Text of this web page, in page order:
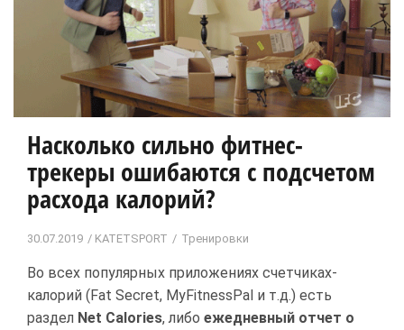
Насколько сильно фитнес-
трекеры ошибаются с подсчетом
расхода калорий?
30.07.2019 KATETSPORT Тренировки
Во всех популярных приложениях счетчиках-
калорий (Fat Secret, MyFitnessPal и т.д.) есть
раздел Net Calories, либо ежедневный отчет о